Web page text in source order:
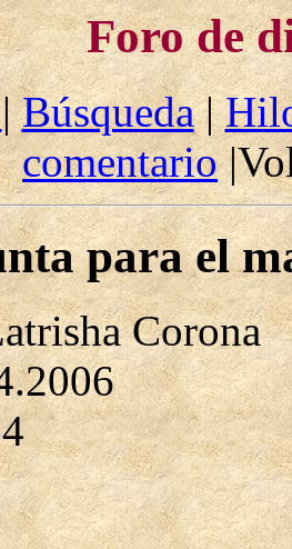
Foro de
|Búsqueda|
comentario
para el
Corona